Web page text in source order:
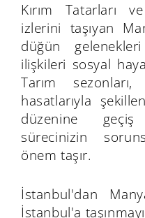
Kırım Tatarları
izlerini taşıyan
düğün
ilişkileri sosyal
Tarım
hasatlarıyla
düzenine
sürecinizin
önem taşır.
İstanbul'dan
İstanbul'a